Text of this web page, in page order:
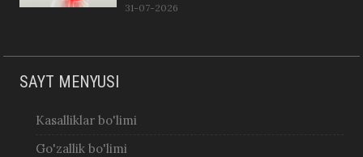
31-07-2026
SAYT MENYUSI
Kasalliklar bo'limi
Go'zallik bo'limi